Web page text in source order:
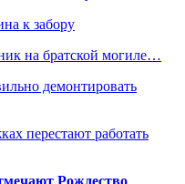
к забору
на братской могиле…
демонтировать
перестают работать
Рождество